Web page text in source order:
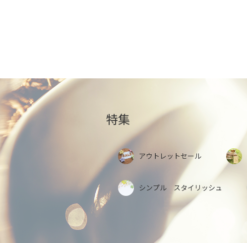
特集
アウトレットセール
シンプル スタイリッシュ